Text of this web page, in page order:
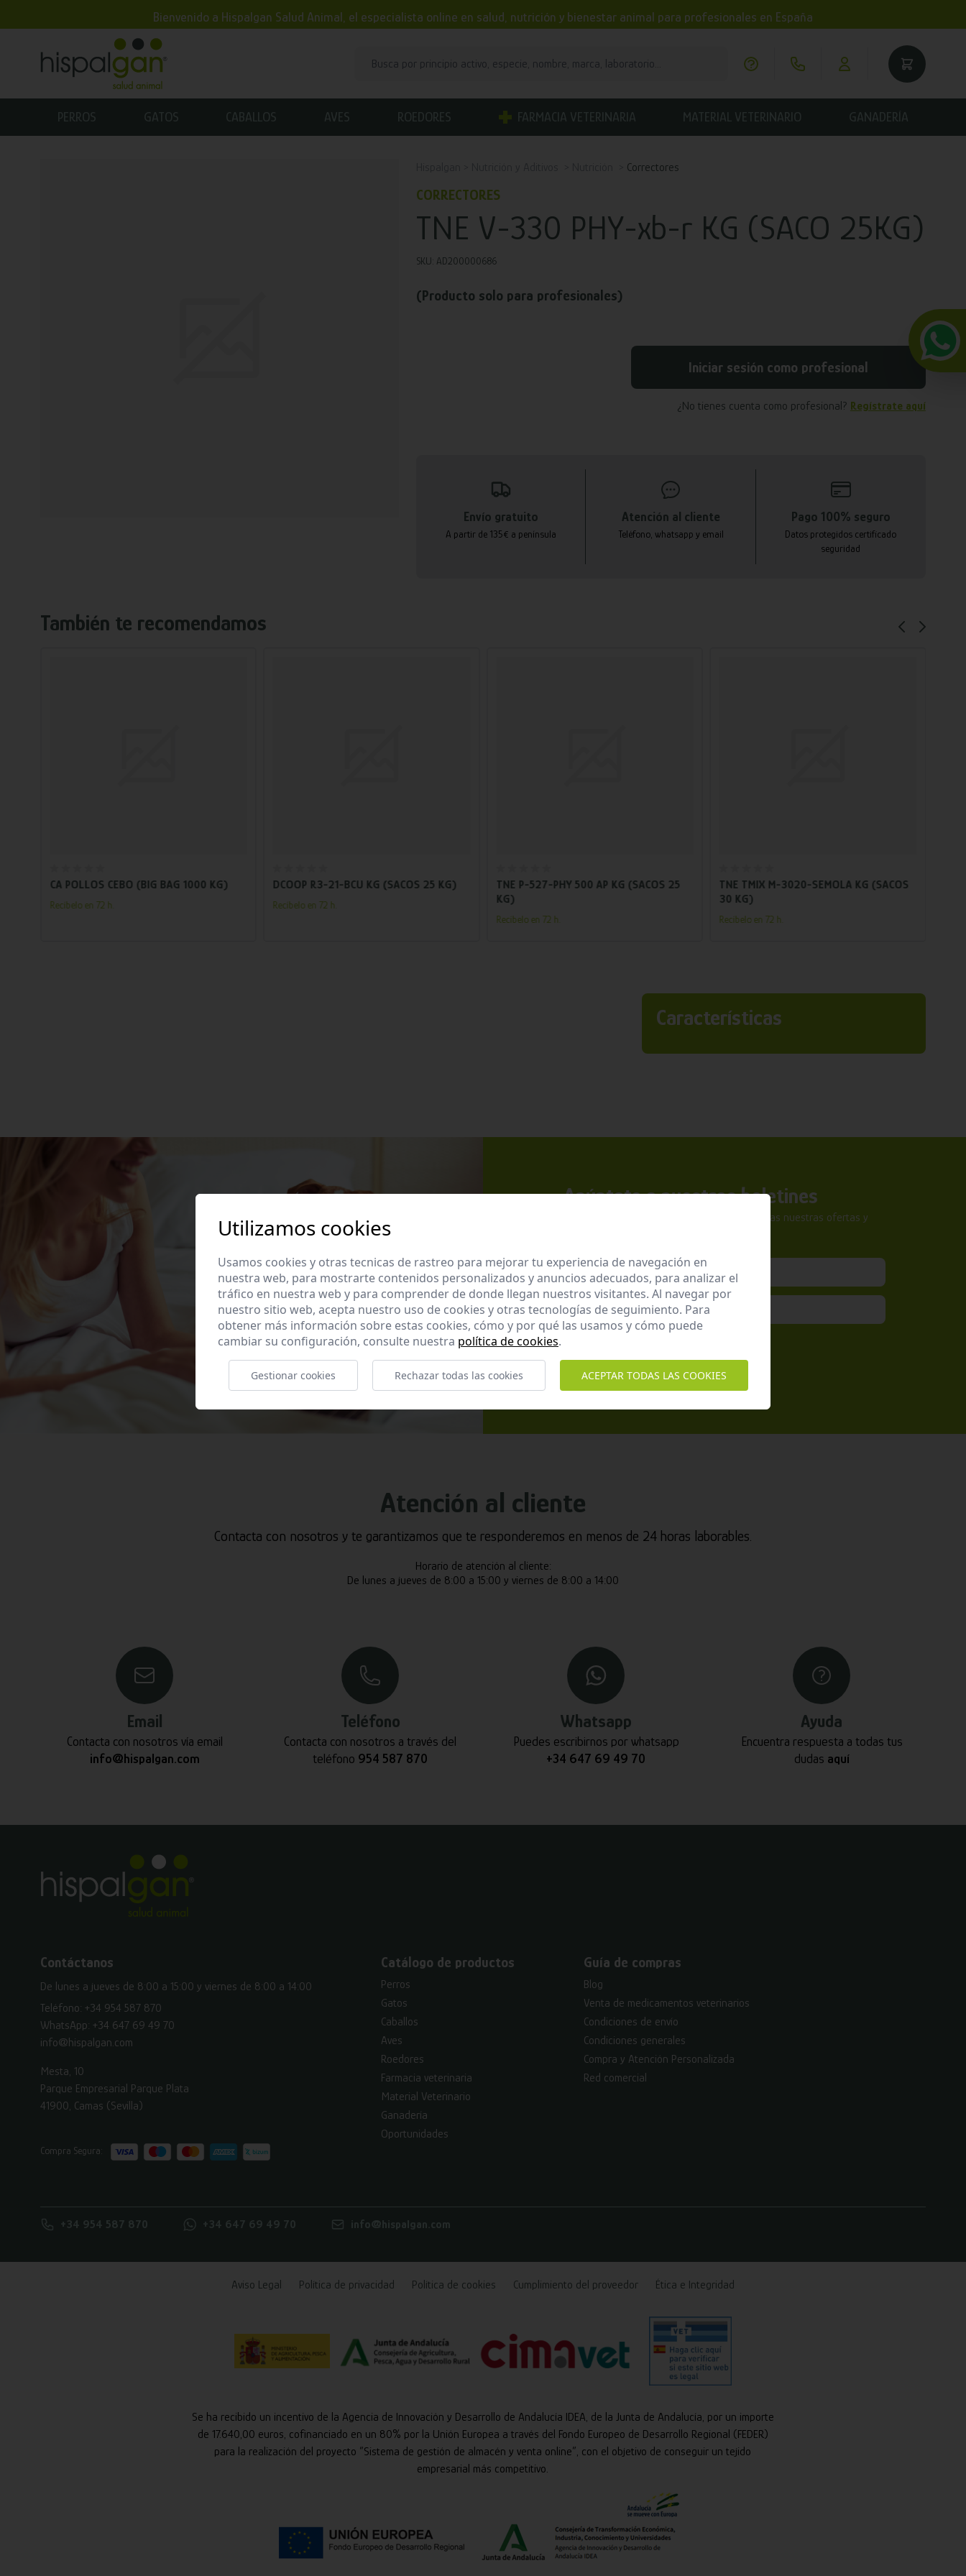
Bienvenido a Hispalgan Salud Animal, el especialista online en salud, nutrición y bienestar animal para profesionales en España
PERROS GATOS CABALLOS AVES ROEDORES FARMACIA VETERINARIA MATERIAL VETERINARIO GANADERÍA
Correctores
CORRECTORES
TNE V-330 PHY-xb-r KG (SACO 25KG)
SKU: AD200000686
(Producto solo para profesionales)
Iniciar sesión como profesional
¿No tienes cuenta como profesional? Regístrate aquí
Envío gratuito
A partir de 135€ a península
Atención al cliente
Teléfono, whatsapp y email
Pago 100% seguro
Datos protegidos certificado
seguridad
También te recomendamos
CA POLLOS CEBO (BIG BAG 1000 KG)
Recíbelo en 72 h.
DCOOP R3-21-BCU KG (SACOS 25 KG)
Recíbelo en 72 h.
TNE P-527-PHY 500 AP KG (SACOS 25
KG)
Recíbelo en 72 h.
TNE TMIX M-3020-SEMOLA KG (SACOS
30 KG)
Recíbelo en 72 h.
Características
Apúntate a nuestros boletines
Suscríbete a nuestra newsletter y no te pierdas nuestras ofertas y
Enviar
Atención al cliente
Contacta con nosotros y te garantizamos que te responderemos en menos de 24 horas laborables.
Horario de atención al cliente:
De lunes a jueves de 8:00 a 15:00 y viernes de 8:00 a 14:00
Email
Contacta con nosotros vía email
info@hispalgan.com
Teléfono
Contacta con nosotros a través del
teléfono 954 587 870
Whatsapp
Puedes escribirnos por whatsapp
+34 647 69 49 70
Ayuda
Encuentra respuesta a todas tus
dudas aquí
Contáctanos
De lunes a jueves de 8:00 a 15:00 y viernes de 8:00 a 14:00
Teléfono: +34 954 587 870
WhatsApp: +34 647 69 49 70
info@hispalgan.com
Mesta, 10
Parque Empresarial Parque Plata
41900, Camas (Sevilla)
Compra Segura:
Catálogo de productos
Perros
Gatos
Caballos
Aves
Roedores
Farmacia veterinaria
Material Veterinario
Ganadería
Oportunidades
Guía de compras
Blog
Venta de medicamentos veterinarios
Condiciones de envío
Condiciones generales
Compra y Atención Personalizada
Red comercial
+34 954 587 870 +34 647 69 49 70 info@hispalgan.com
Aviso Legal Política de privacidad Política de cookies Cumplimiento del proveedor Ética e Integridad
Se ha recibido un incentivo de la Agencia de Innovación y Desarrollo de Andalucía IDEA, de la Junta de Andalucía, por un importe
de 17.640,00 euros, cofinanciado en un 80% por la Unión Europea a través del Fondo Europeo de Desarrollo Regional (FEDER)
para la realización del proyecto “Sistema de gestión de almacén y venta online”, con el objetivo de conseguir un tejido
empresarial más competitivo.
Utilizamos cookies
Usamos cookies y otras tecnicas de rastreo para mejorar tu experiencia de navegación en
nuestra web, para mostrarte contenidos personalizados y anuncios adecuados, para analizar el
tráfico en nuestra web y para comprender de donde llegan nuestros visitantes. Al navegar por
nuestro sitio web, acepta nuestro uso de cookies y otras tecnologías de seguimiento. Para
obtener más información sobre estas cookies, cómo y por qué las usamos y cómo puede
cambiar su configuración, consulte nuestra política de cookies.
Gestionar cookies Rechazar todas las cookies ACEPTAR TODAS LAS COOKIES